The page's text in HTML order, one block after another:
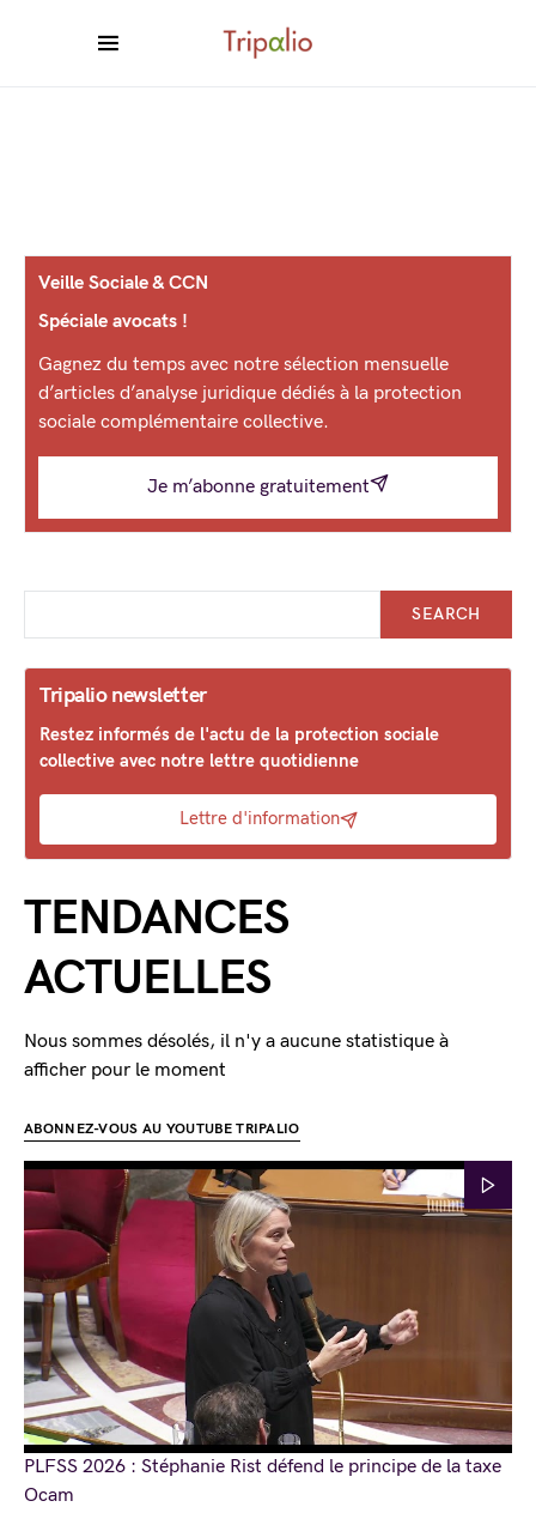
Veille Sociale & CCN
Spéciale avocats !
Gagnez du temps avec notre sélection mensuelle
d’articles d’analyse juridique dédiés à la protection
sociale complémentaire collective.
Je m’abonne gratuitement
SEARCH
Tripalio newsletter
Restez informés de l'actu de la protection sociale
collective avec notre lettre quotidienne
Lettre d'information
TENDANCES
ACTUELLES
Nous sommes désolés, il n'y a aucune statistique à
afficher pour le moment
ABONNEZ-VOUS AU YOUTUBE TRIPALIO
PLFSS 2026 : Stéphanie Rist défend le principe de la taxe
Ocam